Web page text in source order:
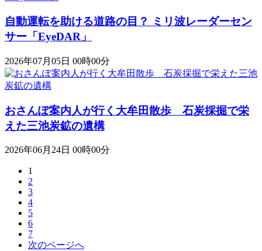
自動運転を助ける道路の目？ ミリ波レーダーセン
サー「EyeDAR」
2026年07月05日 00時00分
おさんぽ案内人が行く大牟田散歩 石炭採掘で栄
えた三池炭鉱の遺構
2026年06月24日 00時00分
1
2
3
4
5
6
7
次のページへ